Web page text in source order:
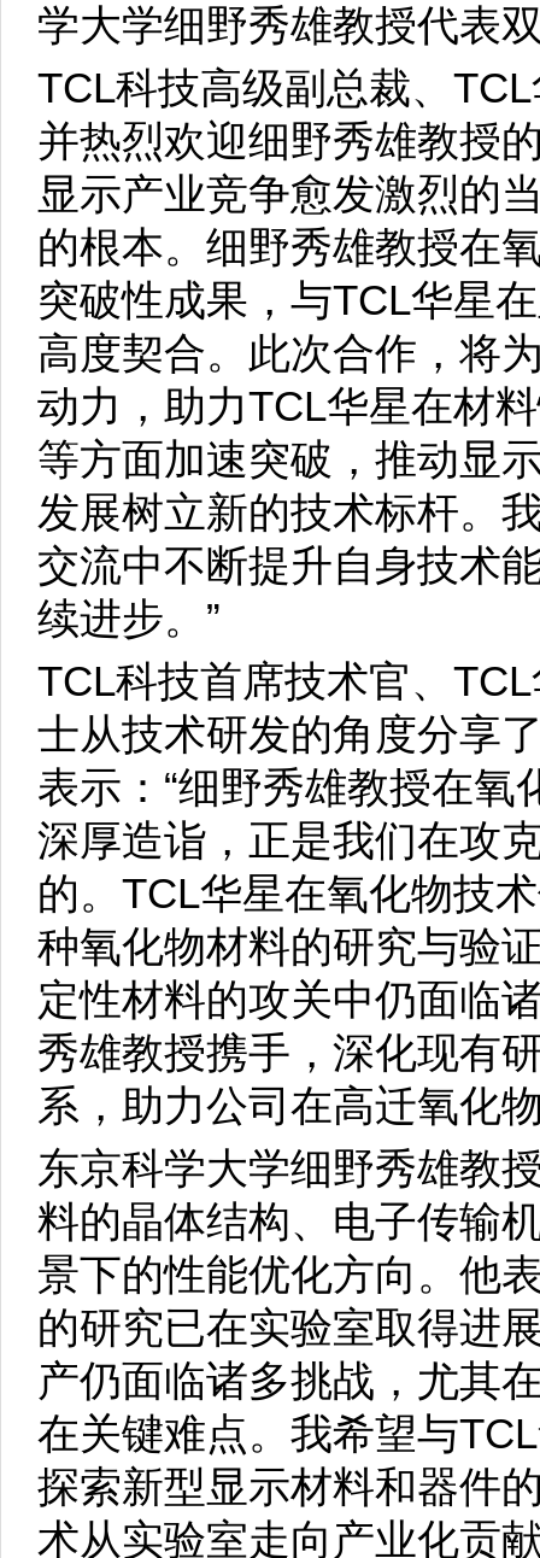
学大学细野秀雄教授代表
TCL科技高级副总裁、
并热烈欢迎细野秀雄教授
显示产业竞争愈发激烈的
的根本。细野秀雄教授在
突破性成果，与TCL华星
高度契合。此次合作，将
动力，助力TCL华星在材
等方面加速突破，推动显
发展树立新的技术标杆。
交流中不断提升自身技术
续进步。”
TCL科技首席技术官、
士从技术研发的角度分享
表示：“细野秀雄教授在
深厚造诣，正是我们在攻
的。TCL华星在氧化物技
种氧化物材料的研究与验
定性材料的攻关中仍面临
秀雄教授携手，深化现有
系，助力公司在高迁氧化
东京科学大学细野秀雄教
料的晶体结构、电子传输
景下的性能优化方向。他
的研究已在实验室取得进
产仍面临诸多挑战，尤其
在关键难点。我希望与
探索新型显示材料和器件
术从实验室走向产业化贡